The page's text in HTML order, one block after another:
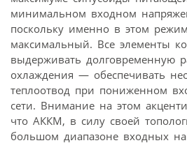
минимальном входном
поскольку именно в этом
максимальный. Все элементы
выдерживать долговременную
охлаждения — обеспечивать
теплоотвод при пониженном
сети. Внимание на этом
что АККМ, в силу своей
большом диапазоне входных